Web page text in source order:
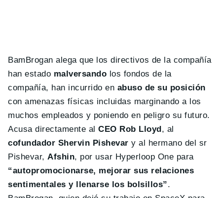
BamBrogan alega que los directivos de la compañía
han estado malversando los fondos de la
compañía, han incurrido en abuso de su posición
con amenazas físicas incluidas marginando a los
muchos empleados y poniendo en peligro su futuro.
Acusa directamente alCEO Rob Lloyd , al
cofundador Shervin Pishevar y al hermano del sr
Pishevar,Afshin, por usar Hyperloop One para
“autopromocionarse, mejorar sus relaciones
sentimentales y llenarse los bolsillos”.